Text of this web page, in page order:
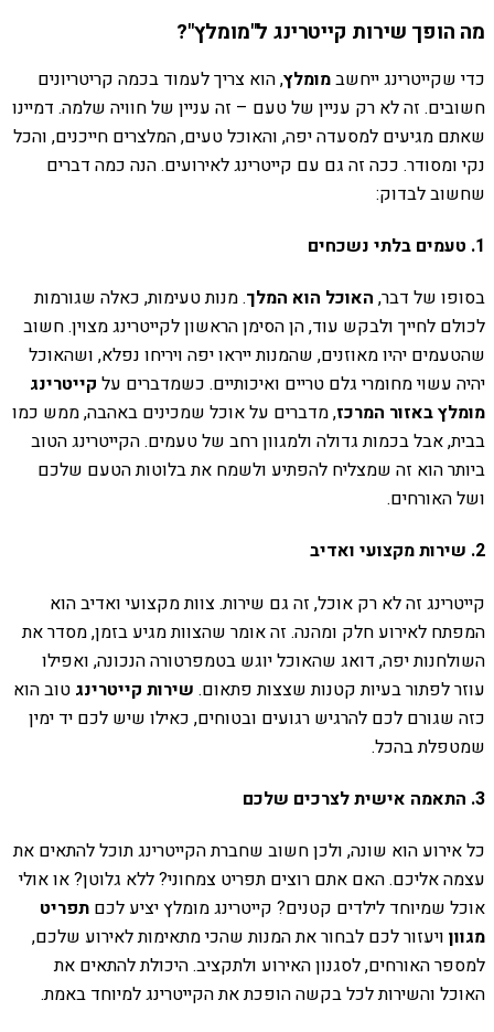
מה הופך שירות קייטרינג ל"מומלץ"?
כדי שקייטרינג ייחשבמומלץ, הוא צריך לעמוד בכמה קריטריונים
חשובים. זה לא רק עניין של טעם – זה עניין של חוויה שלמה. דמיינו
שאתם מגיעים למסעדה יפה, והאוכל טעים, המלצרים חייכנים, והכל
נקי ומסודר. ככה זה גם עם קייטרינג לאירועים. הנה כמה דברים
שחשוב לבדוק:
1. טעמים בלתי נשכחים
בסופו של דבר, האוכל הוא המלך. מנות טעימות, כאלה שגורמות
לכולם לחייך ולבקש עוד, הן הסימן הראשון לקייטרינג מצוין. חשוב
שהטעמים יהיו מאוזנים, שהמנות ייראו יפה ויריחו נפלא, ושהאוכל
יהיה עשוי מחומרי גלם טריים ואיכותיים. כשמדברים על קייטרינג
מומלץ באזור המרכז, מדברים על אוכל שמכינים באהבה, ממש כמו
בבית, אבל בכמות גדולה ולמגוון רחב של טעמים. הקייטרינג הטוב
ביותר הוא זה שמצליח להפתיע ולשמח את בלוטות הטעם שלכם
ושל האורחים.
2. שירות מקצועי ואדיב
קייטרינג זה לא רק אוכל, זה גם שירות. צוות מקצועי ואדיב הוא
המפתח לאירוע חלק ומהנה. זה אומר שהצוות מגיע בזמן, מסדר את
השולחנות יפה, דואג שהאוכל יוגש בטמפרטורה הנכונה, ואפילו
עוזר לפתור בעיות קטנות שצצות פתאום. שירות קייטרינג טוב הוא
כזה שגורם לכם להרגיש רגועים ובטוחים, כאילו שיש לכם יד ימין
שמטפלת בהכל.
3. התאמה אישית לצרכים שלכם
כל אירוע הוא שונה, ולכן חשוב שחברת הקייטרינג תוכל להתאים את
עצמה אליכם. האם אתם רוצים תפריט צמחוני? ללא גלוטן? או אולי
אוכל שמיוחד לילדים קטנים? קייטרינג מומלץ יציע לכם תפריט
מגוון ויעזור לכם לבחור את המנות שהכי מתאימות לאירוע שלכם,
למספר האורחים, לסגנון האירוע ולתקציב. היכולת להתאים את
האוכל והשירות לכל בקשה הופכת את הקייטרינג למיוחד באמת.